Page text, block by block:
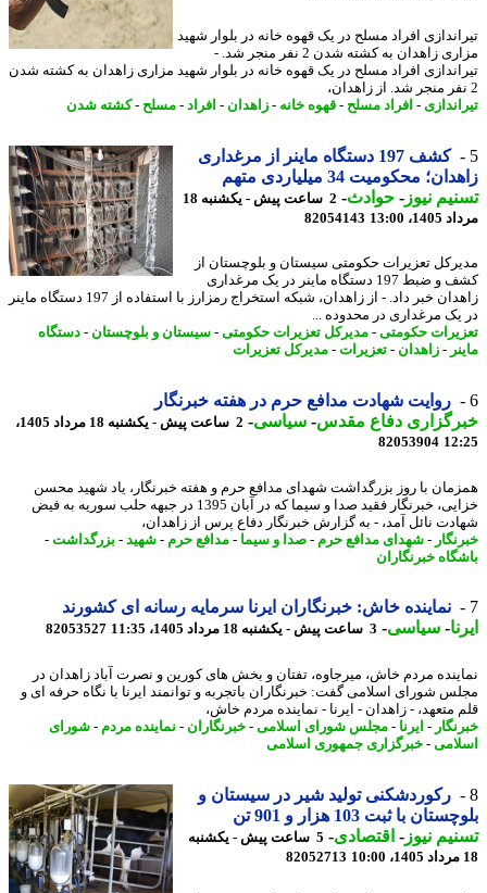
افراد مسلح در یک قهوه خانه در بلوار شهید
مزاری زاهدان به کشته شدن 2 نفر منجر شد. -
افراد مسلح در یک قهوه خانه در بلوار شهید مزاری زاهدان به کشته شدن
- افراد مسلح-قهوه خانه -زاهدان- افراد - مسلح-کشته شدن
کشف 197 دستگاه ماینر از مرغداری
محکومیت 34 میلیاردی متهم
نیوز-حوادث -
2 ساعت پیش - یکشنبه 18
13:00
82054143
تعزیرات حکومتی سیستان و بلوچستان از
کشف و ضبط 197 دستگاه ماینر در یک مرغداری
زاهدان خبر داد. - از زاهدان، شبکه استخراج رمزارز با استفاده از 197 دستگاه ماینر
مرغداری در محدوده ...
حکومتی-مدیرکل تعزیرات حکومتی-سیستان و بلوچستان-دستگاه
-زاهدان- تعزیرات- مدیرکل تعزیرات
روایت شهادت مدافع حرم در هفته خبرنگار
دفاع مقدس-سیاسی-
2 ساعت پیش - یکشنبه 18 مرداد 1405،
82053904
با روز بزرگداشت شهدای مدافع حرم و هفته خبرنگار، یاد شهید محسن
خزایی، خبرنگار فقید صدا و سیما که در آبان 1395 در جبهه حلب سوریه به فیض
نائل آمد، - به گزارش خبرنگار دفاع پرس از زاهدان،
-شهدای مدافع حرم -صدا و سیما-مدافع حرم -شهید-بزرگداشت -
خبرنگاران
نماینده خاش: خبرنگاران ایرنا سرمایه رسانه ای کشورند
-سیاسی-3 ساعت پیش - یکشنبه 18 مرداد 1405، 11:35 82053527
مردم خاش، میرجاوه، تفتان و بخش های کورین و نصرت آباد زاهدان در
شورای اسلامی گفت: خبرنگاران باتجربه و توانمند ایرنا با نگاه حرفه ای و
متعهد، - زاهدان - ایرنا - نماینده مردم خاش،
-ایرنا -مجلس شورای اسلامی-خبرنگاران- نماینده مردم- شورای
-خبرگزاری جمهوری اسلامی
رکوردشکنی تولید شیر در سیستان و
با ثبت 103 هزار و 901 تن
نیوز-اقتصادی- 5 ساعت پیش - یکشنبه
82052713